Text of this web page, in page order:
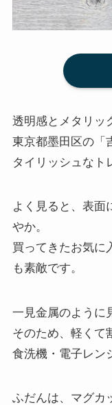
透明感とメタリッ
東京都墨田区の「
タイリッシュなト
よく見ると、表面
やか。
買ってきたお気に
も素敵です。
一見金属のように
そのため、軽くて
食洗機・電子レン
ふだんは、マグカ